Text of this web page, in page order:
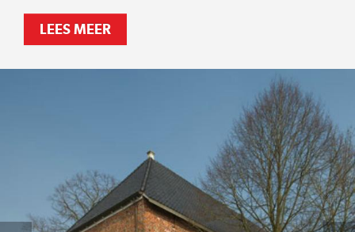
Activiteiten
Steun ons
LEES MEER